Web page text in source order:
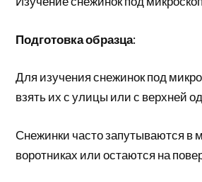
Подготовка образца:
Для изучения снежинок под
взять их с улицы или с верхней
Снежинки часто запутываются в
воротниках или остаются на